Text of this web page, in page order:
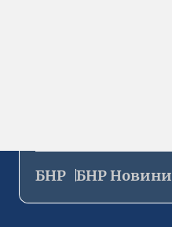
БНР БНР Новини